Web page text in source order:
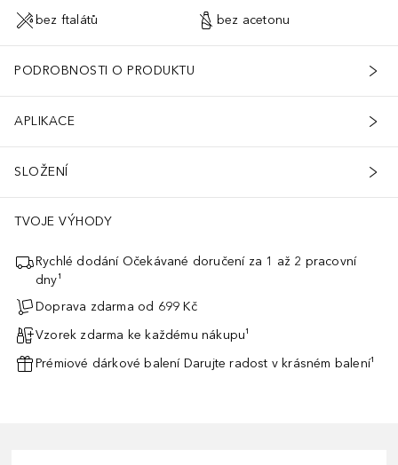
bez ftalátů bez acetonu
PODROBNOSTI O PRODUKTU
APLIKACE
SLOŽENÍ
TVOJE VÝHODY
Rychlé dodání Očekávané doručení za 1 až 2 pracovní
dny¹
Doprava zdarma od 699 Kč
Vzorek zdarma ke každému nákupu¹
Prémiové dárkové balení Darujte radost v krásném balení¹